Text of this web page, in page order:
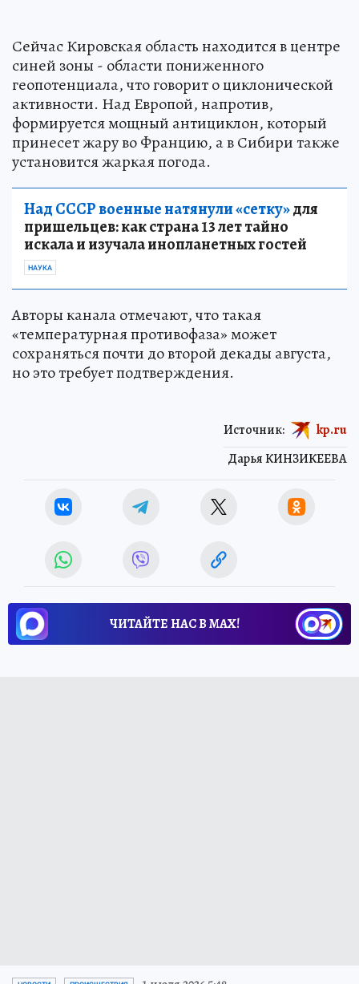
Сейчас Кировская область находится в центре
синей зоны - области пониженного
геопотенциала, что говорит о циклонической
активности. Над Европой, напротив,
формируется мощный антициклон, который
принесет жару во Францию, а в Сибири также
установится жаркая погода.
Над СССР военные натянули «сетку»для
пришельцев: как страна 13 лет тайно
искала и изучала инопланетных гостей
НАУКА
Авторы канала отмечают, что такая
«температурная противофаза» может
сохраняться почти до второй декады августа,
но это требует подтверждения.
Дарья КИНЗИКЕЕВА
Источник: kp.ru
ЧИТАЙТЕ НАС В МАХ!